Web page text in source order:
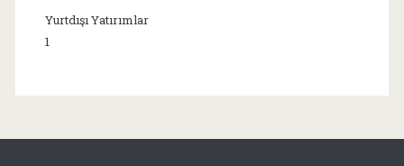
Yurtdışı Yatırımlar
1